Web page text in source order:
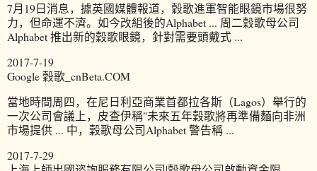
7月19日消息，據英國媒體報道，穀歌進軍智能眼鏡市場很努
力，但命運不濟。如今改組後的Alphabet ... 周二穀歌母公司
Alphabet 推出新的穀歌眼鏡，針對需要頭戴式 ...
2017-7-19
Google 穀歌_cnBeta.COM
當地時間周四，在尼日利亞商業首都拉各斯（Lagos）舉行的
一次公司會議上，皮查伊稱"未來五年穀歌將再準備麵向非洲
市場提供 ... 中，穀歌母公司Alphabet 警告稱 ...
2017-7-29